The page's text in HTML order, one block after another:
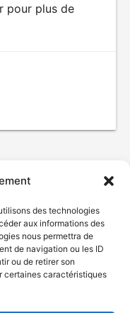
des technologies
aux informations des
nous permettra de
de navigation ou les ID
ou de retirer son
certaines caractéristiques
pour plus de